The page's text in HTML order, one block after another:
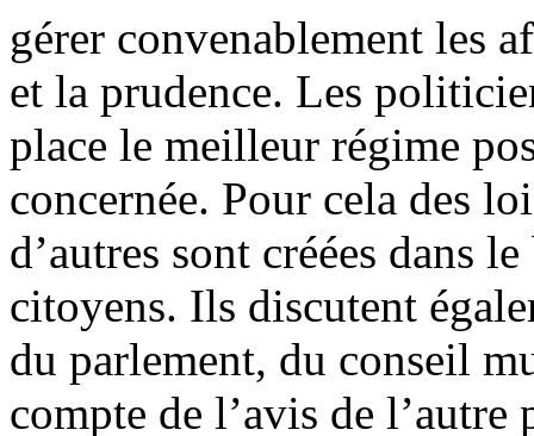
gérer convenablement les
et la prudence. Les
place le meilleur régime
concernée. Pour cela des
d’autres sont créées dans
citoyens. Ils discutent
du parlement, du conseil
compte de l’avis de l’autre